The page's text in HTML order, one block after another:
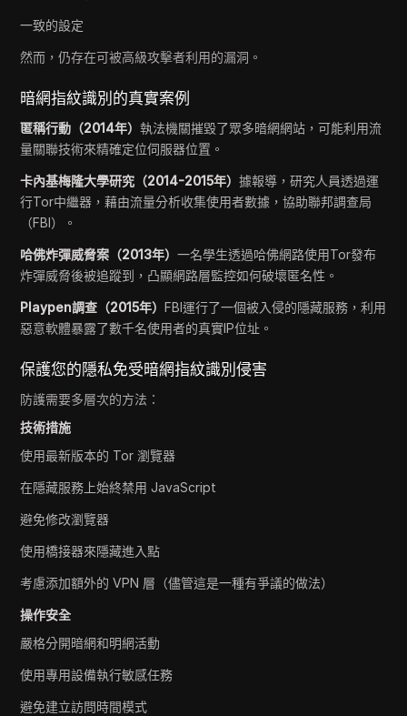
一致的設定
然而，仍存在可被高級攻擊者利用的漏洞。
暗網指紋識別的真實案例
匿稱行動（2014年）執法機關摧毀了眾多暗網網站，可能利用流
量關聯技術來精確定位伺服器位置。
卡內基梅隆大學研究（2014-2015年）據報導，研究人員透過運
行Tor中繼器，藉由流量分析收集使用者數據，協助聯邦調查局
（FBI）。
哈佛炸彈威脅案（2013年）一名學生透過哈佛網路使用Tor發布
炸彈威脅後被追蹤到，凸顯網路層監控如何破壞匿名性。
Playpen調查（2015年）FBI運行了一個被入侵的隱藏服務，利用
惡意軟體暴露了數千名使用者的真實IP位址。
保護您的隱私免受暗網指紋識別侵害
防護需要多層次的方法：
技術措施
使用最新版本的 Tor 瀏覽器
在隱藏服務上始終禁用 JavaScript
避免修改瀏覽器
使用橋接器來隱藏進入點
考慮添加額外的 VPN 層（儘管這是一種有爭議的做法）
操作安全
嚴格分開暗網和明網活動
使用專用設備執行敏感任務
避免建立訪問時間模式